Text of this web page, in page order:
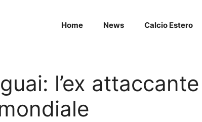
Home News Calcio Estero
l’ex attaccante